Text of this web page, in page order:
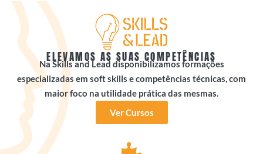
Skip
content
ELEVAMOS AS SUAS COMPETÊNCIAS
Na Skills and Lead disponibilizamos formações
especializadas em soft skills e competências técnicas, com
maior foco na utilidade prática das mesmas.
Ver Cursos